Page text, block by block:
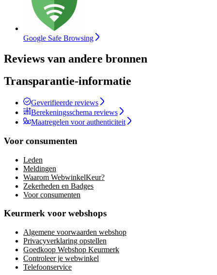
Google Safe Browsing
Reviews van andere bronnen
Transparantie-informatie
Geverifieerde reviews
Berekeningsschema reviews
Maatregelen voor authenticiteit
Voor consumenten
Leden
Meldingen
Waarom WebwinkelKeur?
Zekerheden en Badges
Voor consumenten
Keurmerk voor webshops
Algemene voorwaarden webshop
Privacyverklaring opstellen
Goedkoop Webshop Keurmerk
Controleer je webwinkel
Telefoonservice